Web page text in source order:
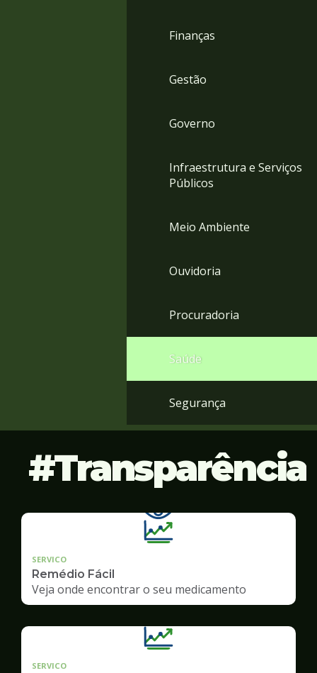
Finanças
Gestão
Governo
Infraestrutura e Serviços
Públicos
Meio Ambiente
Ouvidoria
Procuradoria
Saúde
Segurança
Transparência
SERVICO
Remédio Fácil
Veja onde encontrar o seu medicamento
SERVICO